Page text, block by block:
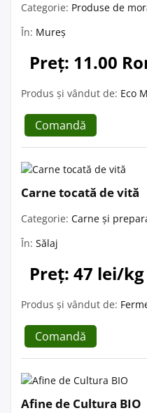
Categorie: Produse de
În: Mureș
Preț: 11.00
Produs și vândut de: Eco
Comandă
Carne tocată de vită
Categorie: Carne și
În: Sălaj
Preț: 47 lei/kg
Produs și vândut de:
Comandă
Afine de Cultura BIO